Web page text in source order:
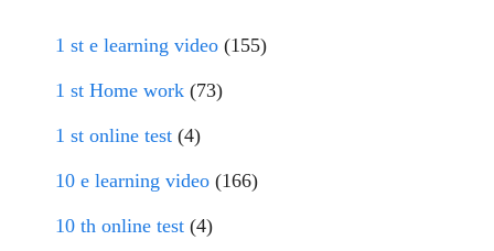
1 st e learning video (155)
1 st Home work (73)
1 st online test (4)
10 e learning video (166)
10 th online test (4)